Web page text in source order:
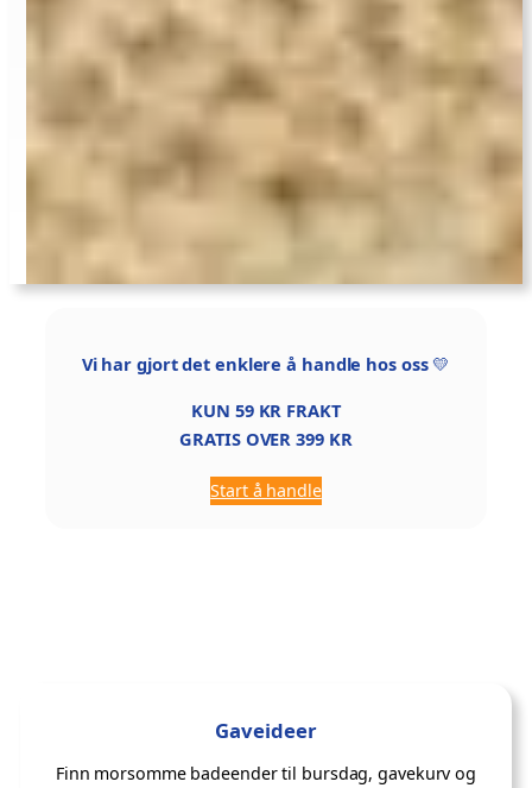
Vi har gjort det enklere å handle hos oss💛
KUN 59 KR FRAKT
GRATIS OVER 399 KR
Start å handle
Gaveideer
Finn morsomme badeender til bursdag, gavekurv og